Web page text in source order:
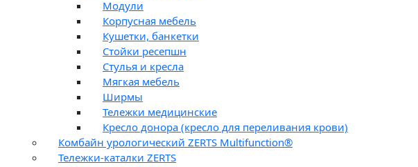
Модули
Корпусная мебель
Кушетки, банкетки
Стойки ресепшн
Стулья и кресла
Мягкая мебель
Ширмы
Тележки медицинские
Кресло донора (кресло для переливания крови)
Комбайн урологический ZERTS Multifunction®
Тележки-каталки ZERTS